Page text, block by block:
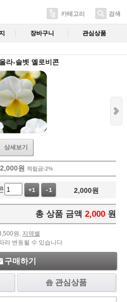
카테고리 검색
장바구니 관심상품
라-솔벳 옐로비콘
상세보기
2,000원 적립금:2%
+1 -1 2,000원
총 상품 금액 2,000 원
원, 지역별
라 변동될 수 있습니다
구매하기
관심상품